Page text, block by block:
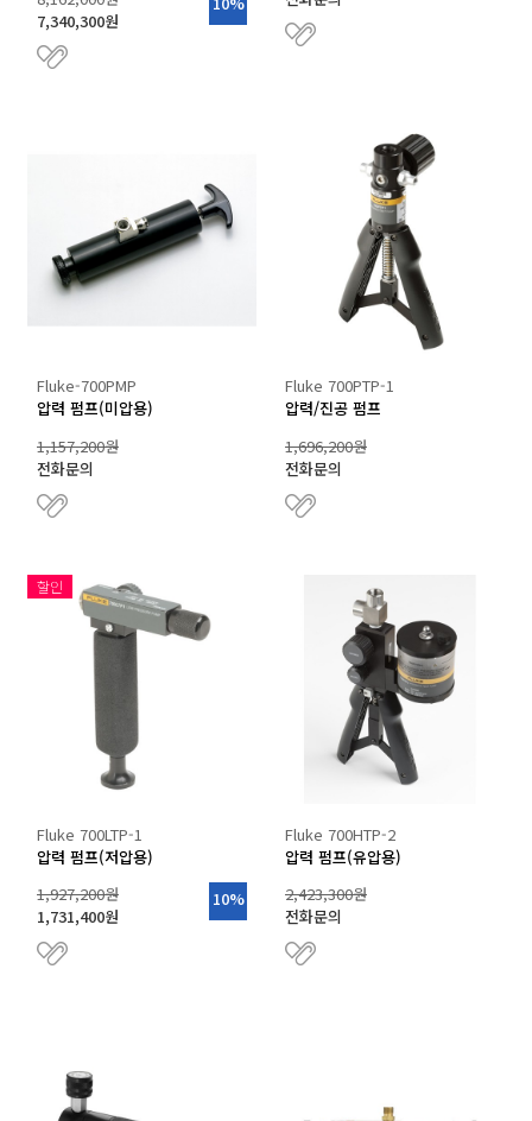
7,340,300원
Fluke-700PMP
압력 펌프(미압용)
1,157,200원
전화문의
Fluke 700PTP-1
압력/진공 펌프
1,696,200원
전화문의
할인
Fluke 700LTP-1
압력 펌프(저압용)
1,927,200원
1,731,400원
10%
Fluke 700HTP-2
압력 펌프(유압용)
2,423,300원
전화문의